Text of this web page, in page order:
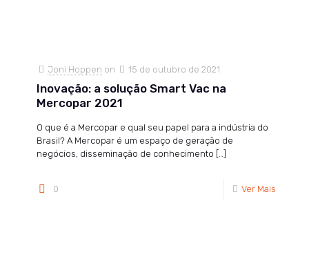
Joni Hoppen on 15 de outubro de 2021
Inovação: a solução Smart Vac na
Mercopar 2021
O que é a Mercopar e qual seu papel para a indústria do
Brasil? A Mercopar é um espaço de geração de
negócios, disseminação de conhecimento
0 Ver Mais